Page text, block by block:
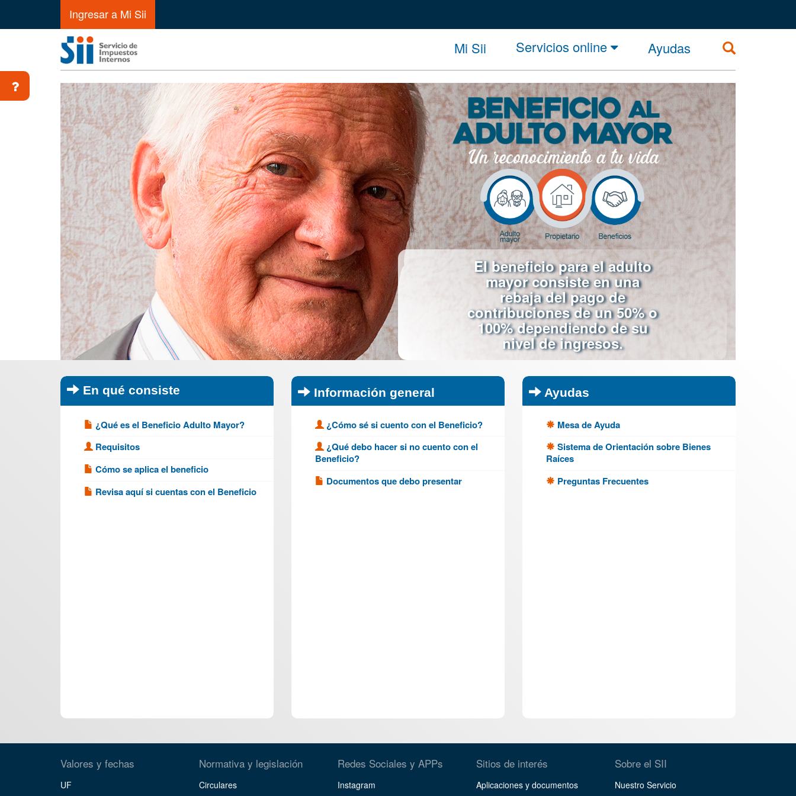
Ingresar a Mi Sii
Mi Sii Servicios online Ayudas
El beneficio para el adulto
mayor consiste en una
rebaja del pago de
contribuciones de un50%o
100%dependiendo de su
nivel de ingresos.
En qué consiste
¿Qué es el Beneficio Adulto Mayor?
Requisitos
Cómo se aplica el beneficio
Revisa aquí si cuentas con el Beneficio
Información general
¿Cómo sé si cuento con el Beneficio?
¿Qué debo hacer si no cuento con el
Beneficio?
Documentos que debo presentar
Ayudas
Mesa de Ayuda
Sistema de Orientación sobre Bienes
Raíces
Preguntas Frecuentes
Valores y fechas
UF
Normativa y legislación
Circulares
Redes Sociales y APPs
Instagram
Sitios de interés
Aplicaciones y documentos
Sobre el SII
Nuestro Servicio